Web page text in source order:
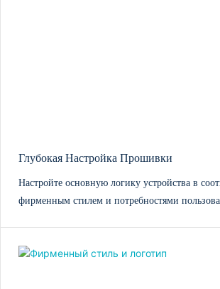
Глубокая Настройка Прошивки
Настройте основную логику устройства в
фирменным стилем и потребностями